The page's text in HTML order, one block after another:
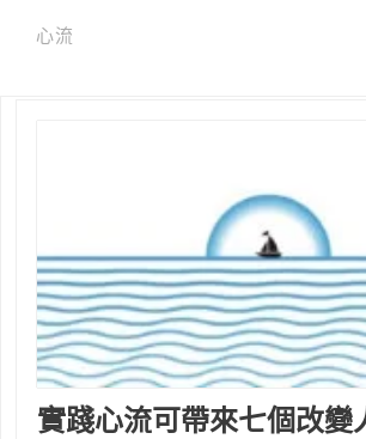
心流
實踐心流可帶來七個改變